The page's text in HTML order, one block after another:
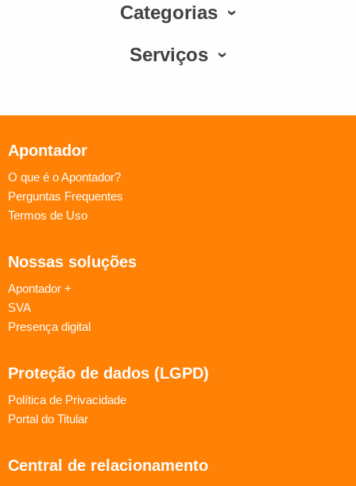
Categorias
Serviços
Apontador
O que é o Apontador?
Perguntas Frequentes
Termos de Uso
Nossas soluções
Apontador +
SVA
Presença digital
Proteção de dados (LGPD)
Política de Privacidade
Portal do Titular
Central de relacionamento